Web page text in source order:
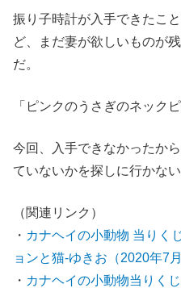
振り子時計が入手できたこ
ど、まだ妻が欲しいものが
だ。
「ピンクのうさぎのネック
今回、入手できなかったか
ていないかを探しに行かな
（関連リンク）
・ カナヘイの小動物 当りく
ョンと猫-ゆきお（2020年7月
・ カナヘイの小動物当りく